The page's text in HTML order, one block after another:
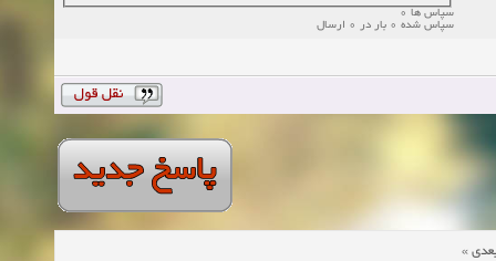
سپاس ها 0
سپاس شده 0 بار در 0 ارسال
»